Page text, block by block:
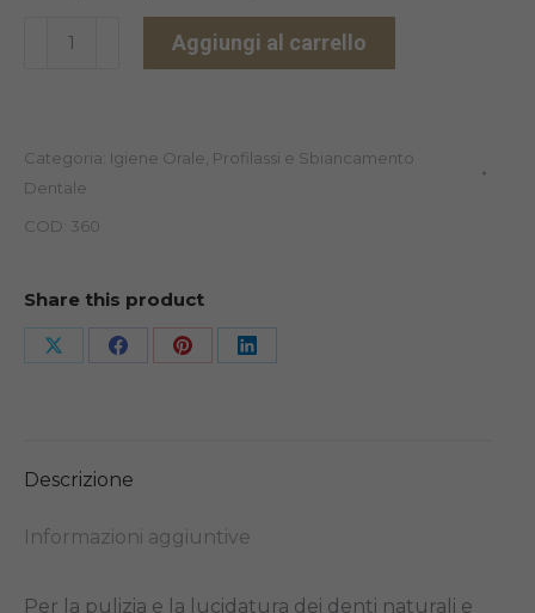
CLEANPOLISH
Aggiungi al carrello
Categoria: Igiene Orale, Profilassi e Sbiancamento
Dentale
COD: 360
Share this product
Share
Share Share Share
Descrizione
Informazioni aggiuntive
Per la pulizia e la lucidatura dei denti naturali e